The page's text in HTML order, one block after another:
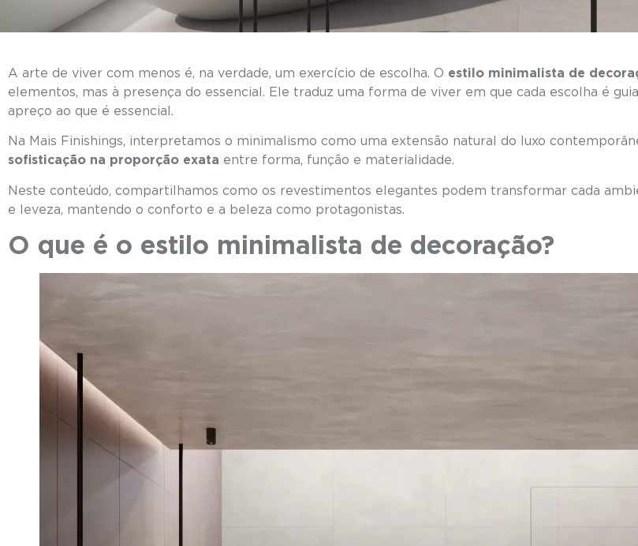
A arte de viver com menos é, na verdade, um exercício de escolha. O estilo minimalista de
elementos, mas à presença do essencial. Ele traduz uma forma de viver em que cada escolha é
apreço ao que é essencial.
Na Mais Finishings, interpretamos o minimalismo como uma extensão natural do luxo
sofisticação na proporção exata entre forma, função e materialidade.
Neste conteúdo, compartilhamos como os revestimentos elegantes podem transformar cada
e leveza, mantendo o conforto e a beleza como protagonistas.
O que é o estilo minimalista de decoração?